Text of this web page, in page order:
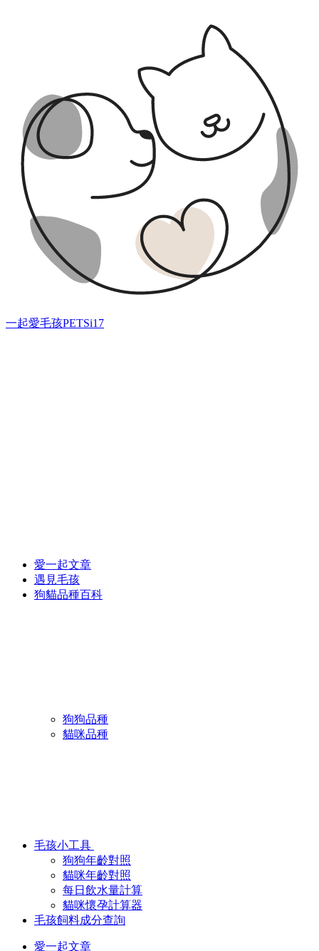
一起愛毛孩PETSi17
愛一起文章
遇見毛孩
狗貓品種百科
狗狗品種
貓咪品種
毛孩小工具
狗狗年齡對照
貓咪年齡對照
每日飲水量計算
貓咪懷孕計算器
毛孩飼料成分查詢
愛一起文章